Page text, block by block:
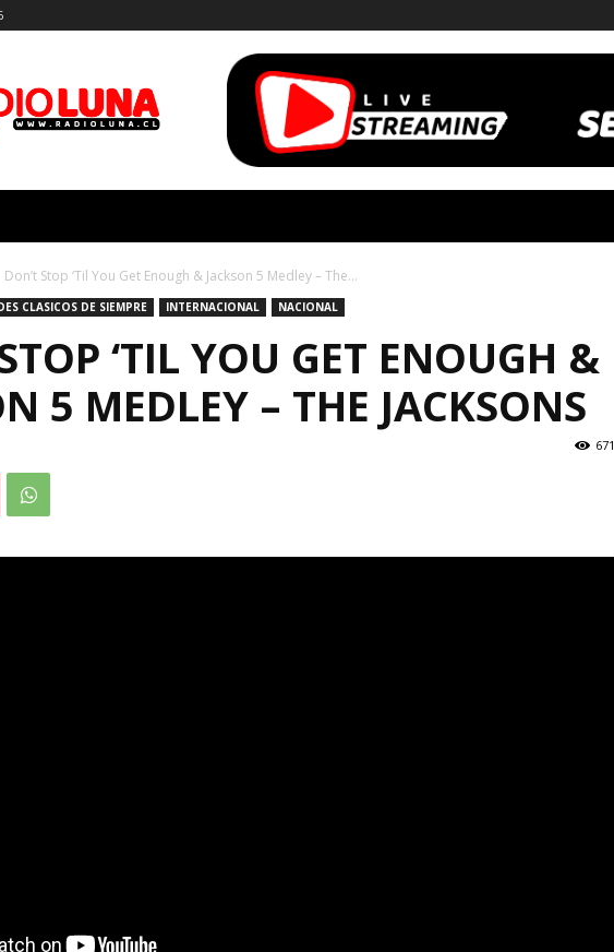
Luna
Don’t Stop ‘Til You Get Enough & Jackson 5 Medley – The...
CLASICOS DE SIEMPRE INTERNACIONAL NACIONAL
‘TIL YOU GET ENOUGH &
5 MEDLEY – THE JACKSONS
671